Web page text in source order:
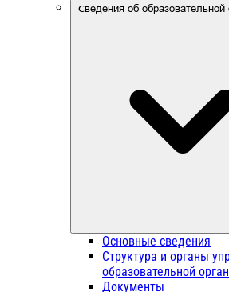
Сведения об образовательной
Основные сведения
Структура и органы
образовательной
Документы